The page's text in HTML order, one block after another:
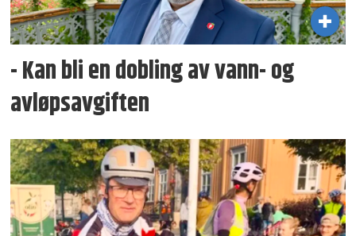
- Kan bli en dobling av vann- og
avløpsavgiften